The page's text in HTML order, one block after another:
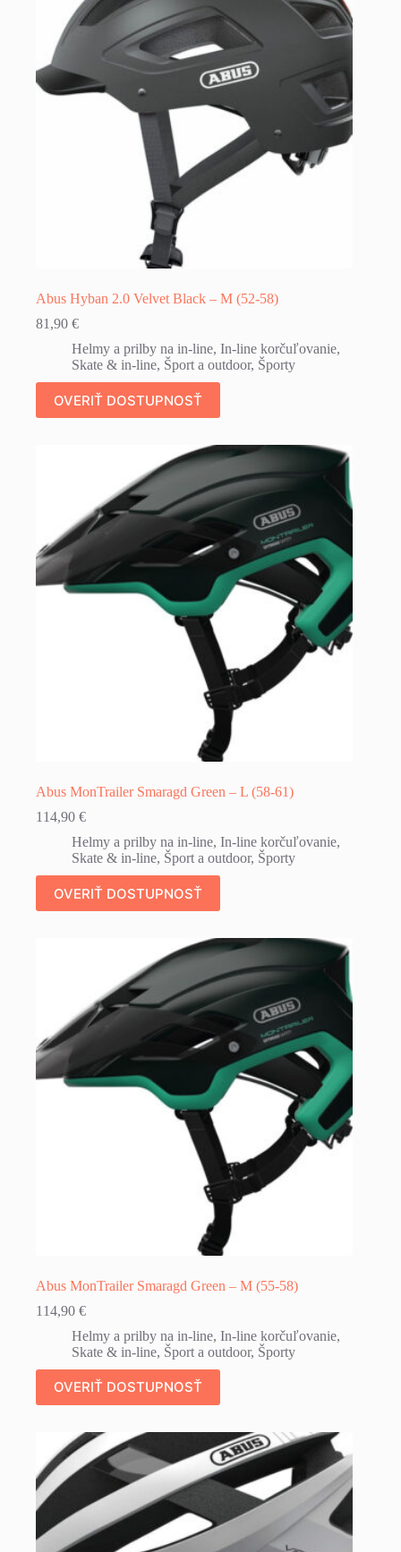
Abus Hyban 2.0 Velvet Black – M (52-58)
81,90 €
Helmy a prilby na in-line, In-line korčuľovanie,
Skate & in-line, Šport a outdoor, Športy
OVERIŤ DOSTUPNOSŤ
Abus MonTrailer Smaragd Green – L (58-61)
114,90 €
Helmy a prilby na in-line, In-line korčuľovanie,
Skate & in-line, Šport a outdoor, Športy
OVERIŤ DOSTUPNOSŤ
Abus MonTrailer Smaragd Green – M (55-58)
114,90 €
Helmy a prilby na in-line, In-line korčuľovanie,
Skate & in-line, Šport a outdoor, Športy
OVERIŤ DOSTUPNOSŤ